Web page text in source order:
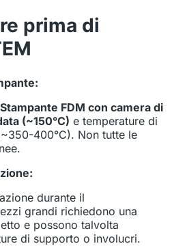
prima di
Stampante FDM con camera di
(~150°C) e temperature di
400°C). Non tutte le
durante il
grandi richiedono una
e possono talvolta
di supporto o involucri.